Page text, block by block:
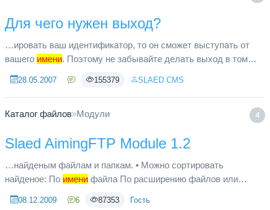
Для чего нужен выход?
…ировать ваш идентификатор, то он сможет выступать от
вашего имени. Поэтому не забывайте делать выход в том
28.05.2007 155379 SLAED CMS
4
Каталог файлов»Модули
Slaed AimingFTP Module 1.2
…найденым файлам и папкам. • Можно сортировать
найденое: По имени файла По расширению файлов или
08.12.2009 6 87353 Гость